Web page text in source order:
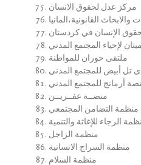
مركز عدل لحقوق الانسان
القانونية،المانيا
الإنسان في كردستان
لإحياء المجتمع المدني
ملتقى حوران للمواطنة
تل أبيض للمجتمع المدني
أرمانج للمجتمع المدني
منصــة عفــريــن
منظمة التضامن المجتمعي
الرجاء للإغاثة والتنمية
منظمة الزاجل
منظمة السراج الانسانية
منظمة السلام